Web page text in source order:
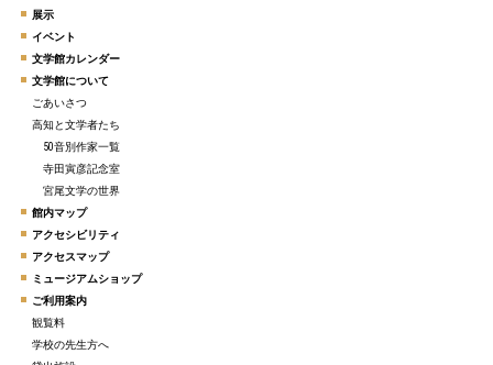
展示
イベント
文学館カレンダー
文学館について
ごあいさつ
高知と文学者たち
50音別作家一覧
寺田寅彦記念室
宮尾文学の世界
館内マップ
アクセシビリティ
アクセスマップ
ミュージアムショップ
ご利用案内
観覧料
学校の先生方へ